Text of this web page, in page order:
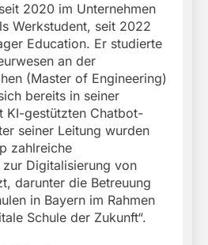
2020 im Unternehmen
Werkstudent, seit 2022
Education. Er studierte
an der
(Master of Engineering)
bereits in seiner
KI-gestützten Chatbot-
seiner Leitung wurden
zahlreiche
Digitalisierung von
darunter die Betreuung
in Bayern im Rahmen
Schule der Zukunft“.